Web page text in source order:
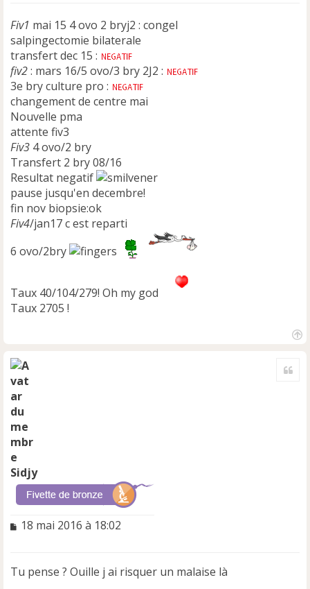
l
u
Fiv1 mai 15 4 ovo 2 bryj2 : congel
salpingectomie bilaterale
transfert dec 15 :
fiv2: mars 16/5 ovo/3 bry 2J2 :
3e bry culture pro :
changement de centre mai
Nouvelle pma
attente fiv3
Fiv3 4 ovo/2 bry
Transfert 2 bry 08/16
Resultat negatif
pause jusqu'en decembre!
fin nov biopsie:ok
Fiv4/jan17 c est reparti
6 ovo/2bry
Taux 40/104/279! Oh my god
Taux 2705 !
Sidjy
M
a
18 mai 2016 à 18:02
Tu pense ? Ouille j ai risquer un malaise là